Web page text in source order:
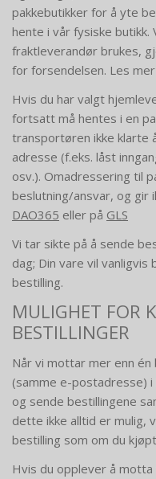
pakkebutikker for å yte
hente i vår fysiske
fraktleverandør brukes,
for forsendelsen. Les
Hvis du har valgt
fortsatt må hentes i en
transportøren ikke klarte
adresse (f.eks. låst
osv.). Omadressering til
beslutning/ansvar, og gir
DAO365 eller på GLS
Vi tar sikte på å sende
dag; Din vare vil
bestilling.
MULIGHET FOR
BESTILLINGER
Når vi mottar mer enn én
(samme e-postadresse)
og sende bestillingene
dette ikke alltid er mulig,
bestilling som om du
Hvis du opplever å